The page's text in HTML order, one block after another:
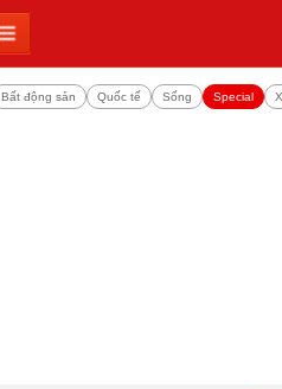
Bất động sản Quốc tế Sống Special